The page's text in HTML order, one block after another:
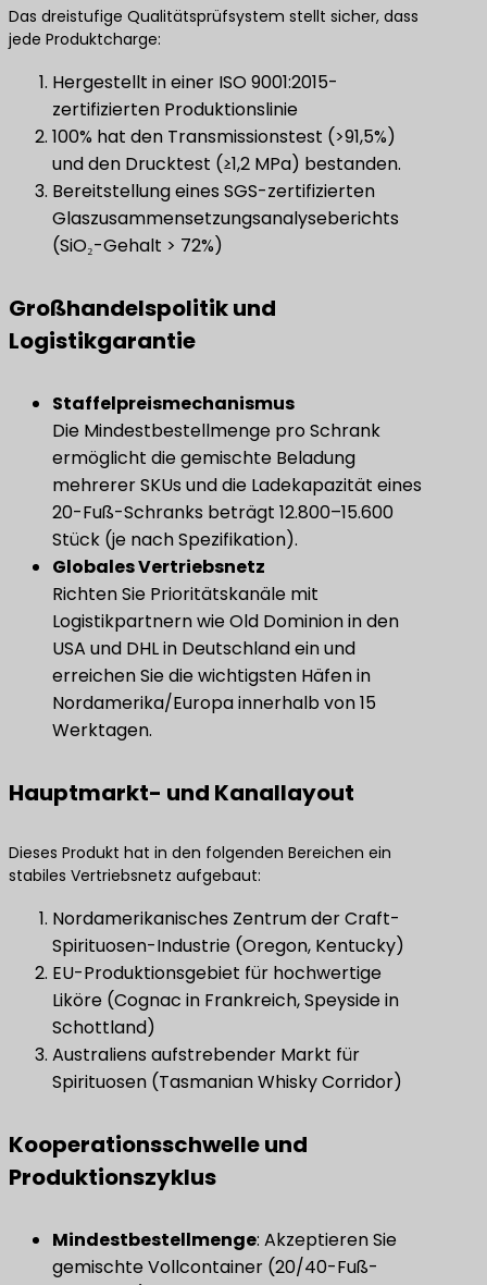
Das dreistufige Qualitätsprüfsystem stellt sicher, dass
jede Produktcharge:
Hergestellt in einer ISO 9001:2015-
zertifizierten Produktionslinie
100% hat den Transmissionstest (>91,5%)
und den Drucktest (≥1,2 MPa) bestanden.
Bereitstellung eines SGS-zertifizierten
Glaszusammensetzungsanalyseberichts
(SiO₂-Gehalt > 72%)
Großhandelspolitik und
Logistikgarantie
Staffelpreismechanismus
Die Mindestbestellmenge pro Schrank
ermöglicht die gemischte Beladung
mehrerer SKUs und die Ladekapazität eines
20-Fuß-Schranks beträgt 12.800–15.600
Stück (je nach Spezifikation).
Globales Vertriebsnetz
Richten Sie Prioritätskanäle mit
Logistikpartnern wie Old Dominion in den
USA und DHL in Deutschland ein und
erreichen Sie die wichtigsten Häfen in
Nordamerika/Europa innerhalb von 15
Werktagen.
Hauptmarkt- und Kanallayout
Dieses Produkt hat in den folgenden Bereichen ein
stabiles Vertriebsnetz aufgebaut:
Nordamerikanisches Zentrum der Craft-
Spirituosen-Industrie (Oregon, Kentucky)
EU-Produktionsgebiet für hochwertige
Liköre (Cognac in Frankreich, Speyside in
Schottland)
Australiens aufstrebender Markt für
Spirituosen (Tasmanian Whisky Corridor)
Kooperationsschwelle und
Produktionszyklus
Mindestbestellmenge: Akzeptieren Sie
gemischte Vollcontainer (20/40-Fuß-